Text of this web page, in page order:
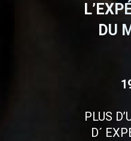
DU
PLUS
D´